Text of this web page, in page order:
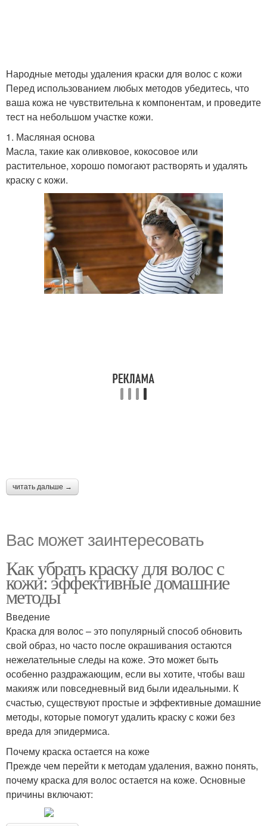
Народные методы удаления краски для волос с кожи
Перед использованием любых методов убедитесь, что
ваша кожа не чувствительна к компонентам, и проведите
тест на небольшом участке кожи.
1. Масляная основа
Масла, такие как оливковое, кокосовое или
растительное, хорошо помогают растворять и удалять
краску с кожи.
читать дальше →
Вас может заинтересовать
Как убрать краску для волос с
кожи: эффективные домашние
методы
Введение
Краска для волос – это популярный способ обновить
свой образ, но часто после окрашивания остаются
нежелательные следы на коже. Это может быть
особенно раздражающим, если вы хотите, чтобы ваш
макияж или повседневный вид были идеальными. К
счастью, существуют простые и эффективные домашние
методы, которые помогут удалить краску с кожи без
вреда для эпидермиса.
Почему краска остается на коже
Прежде чем перейти к методам удаления, важно понять,
почему краска для волос остается на коже. Основные
причины включают: